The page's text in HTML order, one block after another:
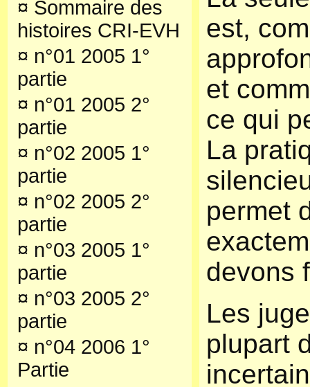
¤ Sommaire des
histoires CRI-EVH
¤ n°01 2005 1°
partie
¤ n°01 2005 2°
partie
¤ n°02 2005 1°
partie
¤ n°02 2005 2°
partie
¤ n°03 2005 1°
partie
¤ n°03 2005 2°
partie
¤ n°04 2006 1°
Partie
est,
et
ce qui
La
permet
devons
Les
plupart